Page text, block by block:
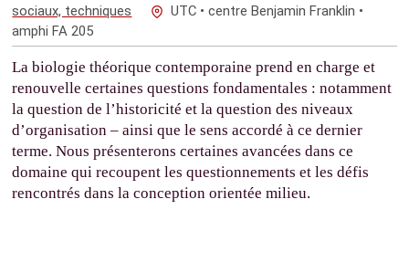
sociaux, techniques
UTC • centre Benjamin Franklin •
amphi FA 205
La biologie théorique contemporaine prend en charge et
renouvelle certaines questions fondamentales : notamment
la question de l’historicité et la question des niveaux
d’organisation – ainsi que le sens accordé à ce dernier
terme. Nous présenterons certaines avancées dans ce
domaine qui recoupent les questionnements et les défis
rencontrés dans la conception orientée milieu.